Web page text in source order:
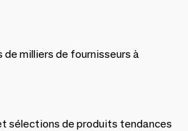
de milliers de fournisseurs à
sélections de produits tendances